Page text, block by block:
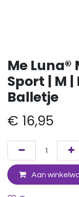
Me
Sport | M
Balletje
€ 16,95
Aan